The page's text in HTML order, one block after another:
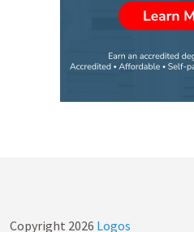
Copyright 2026 Logos